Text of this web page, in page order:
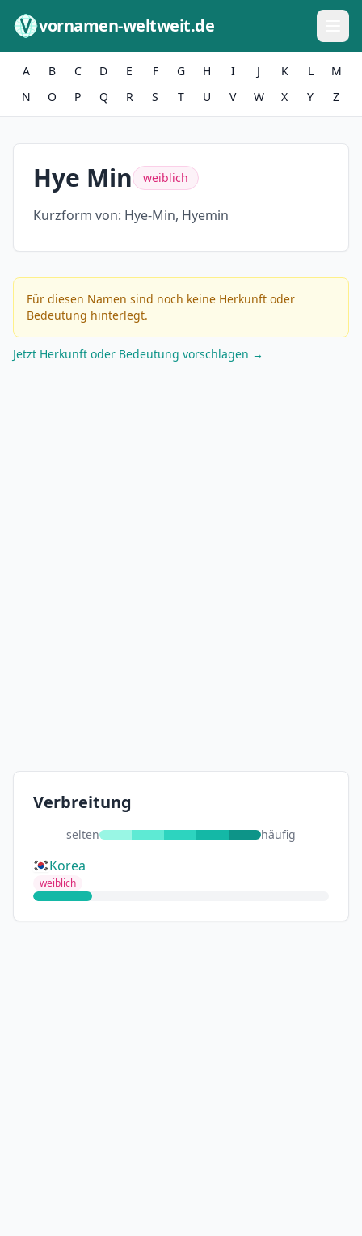
vornamen-weltweit.de
A B C D E F G H I J K L
M
N
O P Q R S T U V W X Y Z
Hye Min weiblich
Kurzform von: Hye-Min, Hyemin
Für diesen Namen sind noch keine Herkunft oder
Bedeutung hinterlegt.
Jetzt Herkunft oder Bedeutung vorschlagen →
Verbreitung
selten häufig
Korea
weiblich